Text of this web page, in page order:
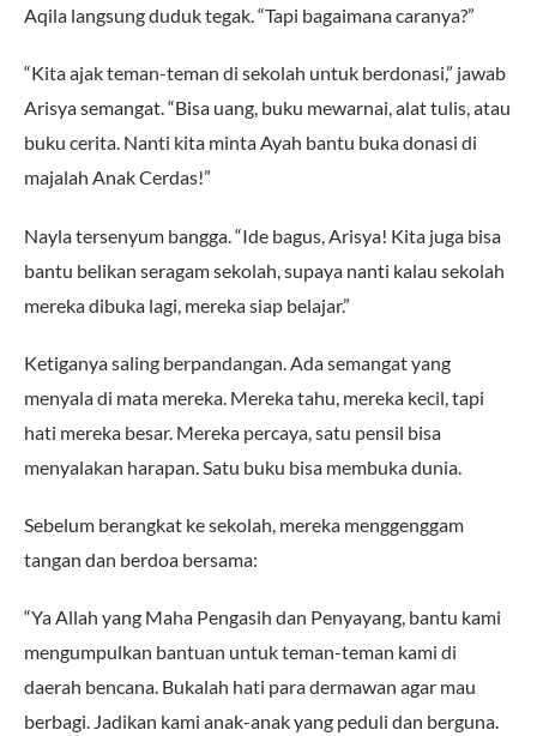
Aqila langsung duduk tegak. “Tapi bagaimana caranya?”
“Kita ajak teman-teman di sekolah untuk berdonasi,” jawab
Arisya semangat. “Bisa uang, buku mewarnai, alat tulis, atau
buku cerita. Nanti kita minta Ayah bantu buka donasi di
majalah Anak Cerdas!”
Nayla tersenyum bangga. “Ide bagus, Arisya! Kita juga bisa
bantu belikan seragam sekolah, supaya nanti kalau sekolah
mereka dibuka lagi, mereka siap belajar.”
Ketiganya saling berpandangan. Ada semangat yang
menyala di mata mereka. Mereka tahu, mereka kecil, tapi
hati mereka besar. Mereka percaya, satu pensil bisa
menyalakan harapan. Satu buku bisa membuka dunia.
Sebelum berangkat ke sekolah, mereka menggenggam
tangan dan berdoa bersama:
“Ya Allah yang Maha Pengasih dan Penyayang, bantu kami
mengumpulkan bantuan untuk teman-teman kami di
daerah bencana. Bukalah hati para dermawan agar mau
berbagi. Jadikan kami anak-anak yang peduli dan berguna.